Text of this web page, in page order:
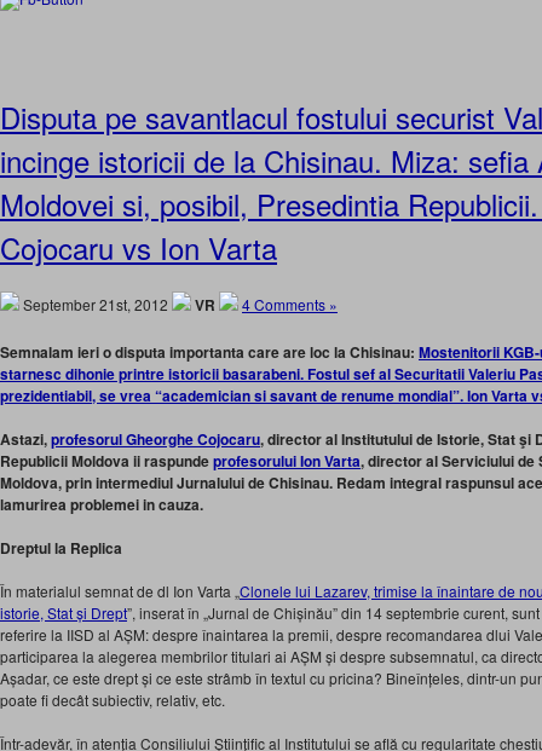
Disputa pe savantlacul fostului securist
incinge istoricii de la Chisinau. Miza: sefia
Moldovei si, posibil, Presedintia
Cojocaru vs Ion Varta
September 21st, 2012 VR 4 Comments »
Semnalam ieri o disputa importanta care are loc la Chisinau: Mostenitorii
starnesc dihonie printre istoricii basarabeni. Fostul sef al Securitatii Valeriu
prezidentiabil, se vrea “academician si savant de renume mondial”. Ion Varta
Astazi,profesorul Gheorghe Cojocaru, director al Institutului de Istorie, Stat şi
Republicii Moldova ii raspundeprofesorului Ion Varta, director al Serviciului de
Moldova, prin intermediul Jurnalului de Chisinau. Redam integral raspunsul
lamurirea problemei in cauza.
Dreptul la Replica
În materialul semnat de dl Ion Varta „Clonele lui Lazarev, trimise la înaintare de
istorie, Stat și Drept”, inserat în „Jurnal de Chișinău” din 14 septembrie curent,
referire la IISD al AȘM: despre înaintarea la premii, despre recomandarea dlui
participarea la alegerea membrilor titulari ai AȘM și despre subsemnatul, ca
Așadar, ce este drept și ce este strâmb în textul cu pricina? Bineînțeles, dintr-un
poate fi decât subiectiv, relativ, etc.
Într-adevăr, în atenția Consiliului Științific al Institutului se află cu regularitate